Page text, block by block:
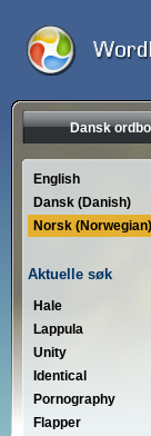
Dansk
English
Dansk (Danish)
Norsk (Norwegian)
Aktuelle søk
Hale
Lappula
Unity
Identical
Pornography
Flapper